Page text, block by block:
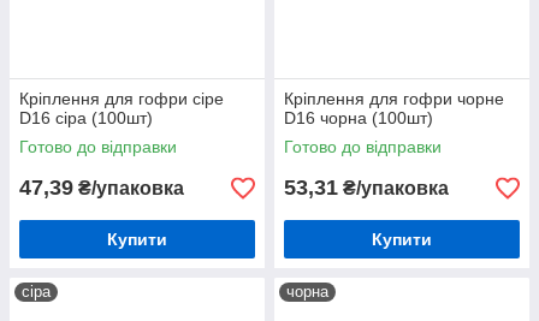
Кріплення для гофри сіре
D16 сіра (100шт)
Готово до відправки
47,39 ₴/упаковка
Купити
Кріплення для гофри чорне
D16 чорна (100шт)
Готово до відправки
53,31 ₴/упаковка
Купити
сіра чорна